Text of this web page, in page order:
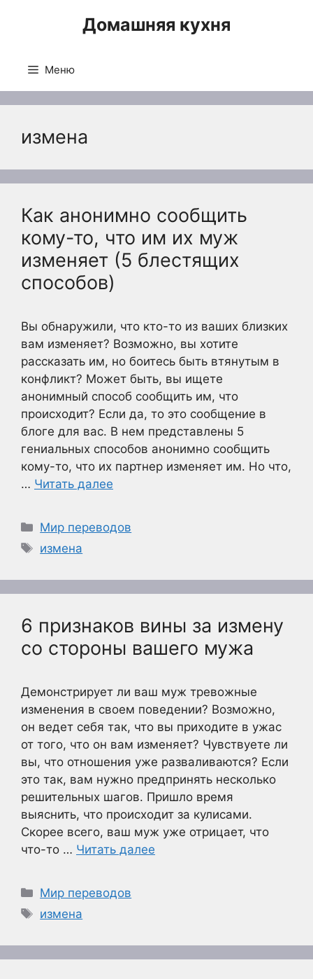
Домашняя кухня
Меню
измена
Как анонимно сообщить
кому-то, что им их муж
изменяет (5 блестящих
способов)
Вы обнаружили, что кто-то из ваших близких
вам изменяет? Возможно, вы хотите
рассказать им, но боитесь быть втянутым в
конфликт? Может быть, вы ищете
анонимный способ сообщить им, что
происходит? Если да, то это сообщение в
блоге для вас. В нем представлены 5
гениальных способов анонимно сообщить
кому-то, что их партнер изменяет им. Но что,
… Читать далее
Рубрики
Мир переводов
Метки
измена
6 признаков вины за измену
со стороны вашего мужа
Демонстрирует ли ваш муж тревожные
изменения в своем поведении? Возможно,
он ведет себя так, что вы приходите в ужас
от того, что он вам изменяет? Чувствуете ли
вы, что отношения уже разваливаются? Если
это так, вам нужно предпринять несколько
решительных шагов. Пришло время
выяснить, что происходит за кулисами.
Скорее всего, ваш муж уже отрицает, что
что-то … Читать далее
Рубрики
Мир переводов
Метки
измена